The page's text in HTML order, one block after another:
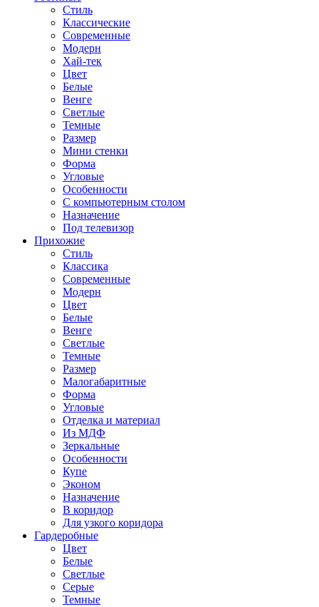
Стиль
Классические
Современные
Модерн
Хай-тек
Цвет
Белые
Венге
Светлые
Темные
Размер
Мини стенки
Форма
Угловые
Особенности
С компьютерным столом
Назначение
Под телевизор
Прихожие
Стиль
Классика
Современные
Модерн
Цвет
Белые
Венге
Светлые
Темные
Размер
Малогабаритные
Форма
Угловые
Отделка и материал
Из МДФ
Зеркальные
Особенности
Купе
Эконом
Назначение
В коридор
Для узкого коридора
Гардеробные
Цвет
Белые
Светлые
Серые
Темные